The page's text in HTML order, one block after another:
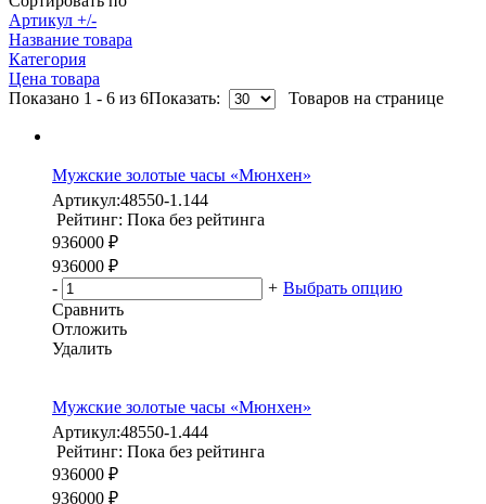
Артикул +/-
Название товара
Категория
Цена товара
Показано 1 - 6 из 6Показать: Товаров на странице
Мужские золотые часы «Мюнхен»
Артикул:48550-1.144
Рейтинг: Пока без рейтинга
936000 ₽
936000 ₽
-
+ Выбрать опцию
Сравнить
Отложить
Удалить
Мужские золотые часы «Мюнхен»
Артикул:48550-1.444
Рейтинг: Пока без рейтинга
936000 ₽
936000 ₽